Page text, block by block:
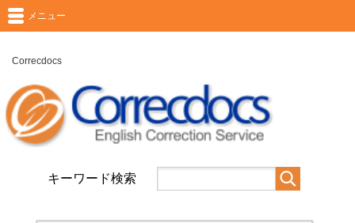
Correcdocs
キーワード検索
メニュー